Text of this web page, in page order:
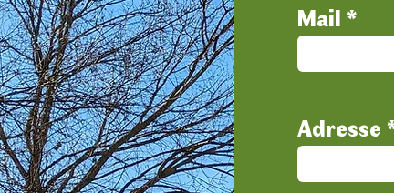
Mail
Adresse